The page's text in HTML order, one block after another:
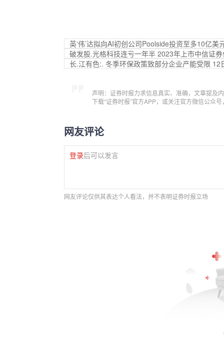
英‘伟’达拟向AI初创公司Poolside投资至多10亿美
破发股.光格科技连亏一年半 2023年上市中信证
长.江有色:. 冬季环保政策致部分企业产能受限 12
声明：证券时报力求信息真实、准确，文章提及
下载“证券时报”官方APP，或关注官方微信公众
网友评论
登录后可以发言
网友评论仅供其表达个人看法，并不表明证券时报立场